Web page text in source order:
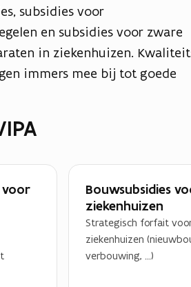
subsidies voor
en subsidies voor zware
in ziekenhuizen.
immers mee bij tot goede
voor
Bouwsubsidies
ziekenhuizen
Strategisch forfait
ziekenhuizen
verbouwing, ...)